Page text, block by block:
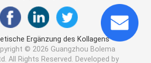
weiß wird
Ergänzung des Kollagens
© 2026 Guangzhou Bolema
All Rights Reserved. Developed by